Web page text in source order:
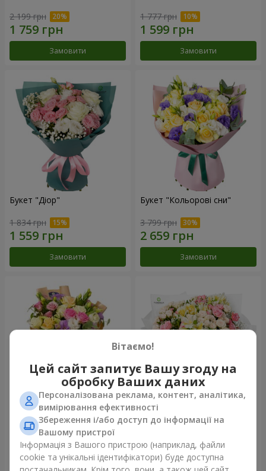
2 199 грн
Замовити
1 777 грн
Замовити
Букет "Діор"
1 834 грн
Замовити
Букет "Кольорові сни"
3 799 грн
Замовити
Букет "Квіткове Selfie!"
2 234 грн
Замовити
Букет "Хрещатик"
Замовити
Вітаємо!
Цей сайт запитує Вашу згоду на
обробку Ваших даних
Персоналізована реклама, контент, аналітика,
вимірювання ефективності
Збереження і/або доступ до інформації на
Вашому пристрої
Інформація з Вашого пристрою (наприклад, файли
cookie та унікальні ідентифікатори) буде доступна